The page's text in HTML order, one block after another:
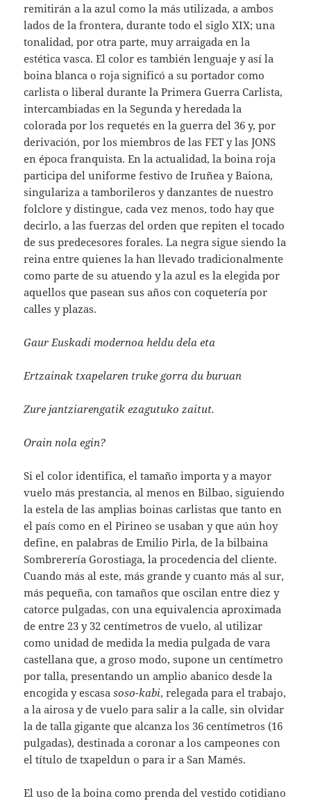
remitirán a la azul como la más utilizada, a ambos
lados de la frontera, durante todo el siglo XIX; una
tonalidad, por otra parte, muy arraigada en la
estética vasca. El color es también lenguaje y así la
boina blanca o roja significó a su portador como
carlista o liberal durante la Primera Guerra Carlista,
intercambiadas en la Segunda y heredada la
colorada por los requetés en la guerra del 36 y, por
derivación, por los miembros de las FET y las JONS
en época franquista. En la actualidad, la boina roja
participa del uniforme festivo de Iruñea y Baiona,
singulariza a tamborileros y danzantes de nuestro
folclore y distingue, cada vez menos, todo hay que
decirlo, a las fuerzas del orden que repiten el tocado
de sus predecesores forales. La negra sigue siendo la
reina entre quienes la han llevado tradicionalmente
como parte de su atuendo y la azul es la elegida por
aquellos que pasean sus años con coquetería por
calles y plazas.
Gaur Euskadi modernoa heldu dela eta
Ertzainak txapelaren truke gorra du buruan
Zure jantziarengatik ezagutuko zaitut.
Orain nola egin?
Si el color identifica, el tamaño importa y a mayor
vuelo más prestancia, al menos en Bilbao, siguiendo
la estela de las amplias boinas carlistas que tanto en
el país como en el Pirineo se usaban y que aún hoy
define, en palabras de Emilio Pirla, de la bilbaina
Sombrerería Gorostiaga, la procedencia del cliente.
Cuando más al este, más grande y cuanto más al sur,
más pequeña, con tamaños que oscilan entre diez y
catorce pulgadas, con una equivalencia aproximada
de entre 23 y 32 centímetros de vuelo, al utilizar
como unidad de medida la media pulgada de vara
castellana que, a groso modo, supone un centímetro
por talla, presentando un amplio abanico desde la
encogida y escasasoso-kabi, relegada para el trabajo,
a la airosa y de vuelo para salir a la calle, sin olvidar
la de talla gigante que alcanza los 36 centímetros (16
pulgadas), destinada a coronar a los campeones con
el título de txapeldun o para ir a San Mamés.
El uso de la boina como prenda del vestido cotidiano